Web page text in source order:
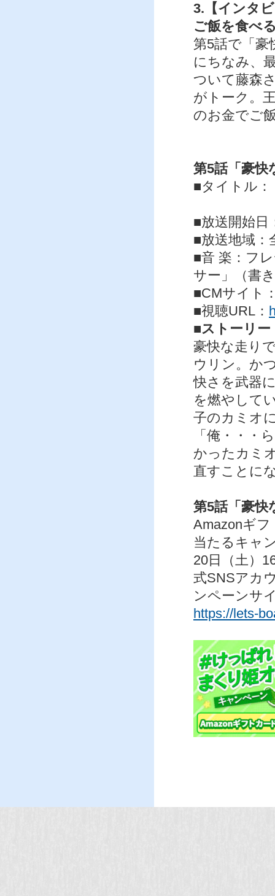
3.【インタ
ご飯を食べ
第5話で「豪
にちなみ、
ついて藤森
がトーク。
のお金でご
第5話「豪快
■タイトル
■放送開始日
■放送地域：
■音 楽：フ
サー」（書
■CMサイト
■視聴URL：
■ストーリー
豪快な走り
ウリン。か
快さを武器
を燃やして
子のカミオ
「俺・・・
かったカミ
直すことに
第5話「豪快
Amazonギ
当たるキャ
20日（土）
式SNSアカ
ンペーンサ
https://lets-